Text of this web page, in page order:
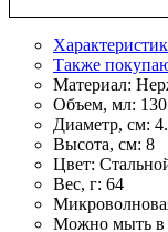
Также
Материал:
Объем, мл: 130
Диаметр, см:
Высота, см: 8
Цвет:
Вес, г: 64
Можно мыть в